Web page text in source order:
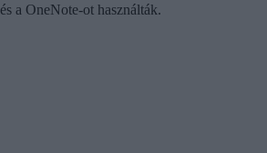
a OneNote-ot használták.